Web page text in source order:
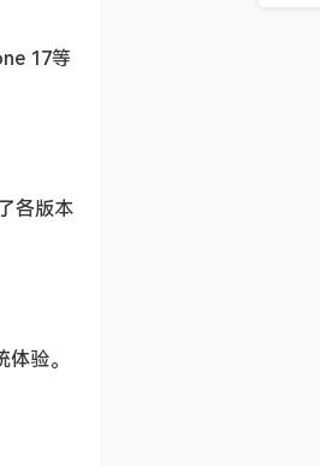
17等
各版本
验。